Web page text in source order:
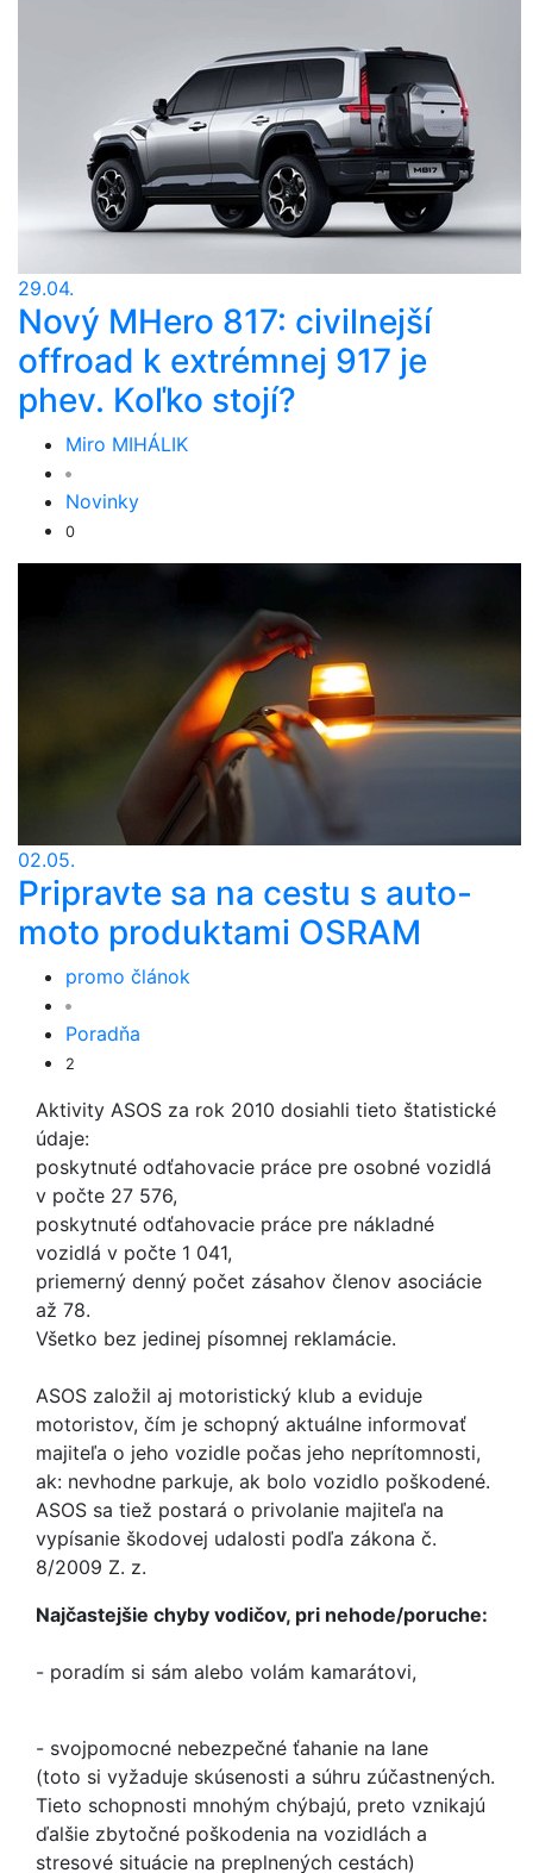
29.04.
Nový MHero 817: civilnejší
offroad k extrémnej 917 je
phev. Koľko stojí?
Miro MIHÁLIK
Novinky
0
02.05.
Pripravte sa na cestu s auto-
moto produktami OSRAM
promo článok
Poradňa
2
Aktivity ASOS za rok 2010 dosiahli tieto štatistické
údaje:
poskytnuté odťahovacie práce pre osobné vozidlá
v počte 27 576,
poskytnuté odťahovacie práce pre nákladné
vozidlá v počte 1 041,
priemerný denný počet zásahov členov asociácie
až 78.
Všetko bez jedinej písomnej reklamácie.
ASOS založil aj motoristický klub a eviduje
motoristov, čím je schopný aktuálne informovať
majiteľa o jeho vozidle počas jeho neprítomnosti,
ak: nevhodne parkuje, ak bolo vozidlo poškodené.
ASOS sa tiež postará o privolanie majiteľa na
vypísanie škodovej udalosti podľa zákona č.
8/2009 Z. z.
Najčastejšie chyby vodičov, pri nehode/poruche:
- poradím si sám alebo volám kamarátovi,
- svojpomocné nebezpečné ťahanie na lane
(toto si vyžaduje skúsenosti a súhru zúčastnených.
Tieto schopnosti mnohým chýbajú, preto vznikajú
ďalšie zbytočné poškodenia na vozidlách a
stresové situácie na preplnených cestách)